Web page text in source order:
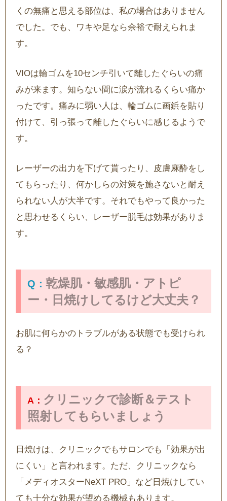
くの無痛と思える部位は、私の場合はありません
でした。でも、ワキや足なら余裕で耐えられま
す。
VIOは輪ゴムを10センチ引いて離したぐらいの痛
みが来ます。知らない間に涙が流れるくらい痛か
ったです。痛みに弱い人は、輪ゴムに画鋲を貼り
付けて、引っ張って離したぐらいに感じるようで
す。
レーザーの出力を下げて貰ったり、皮膚麻酔をし
てもらったり、何かしらの対策を施さないと耐え
られない人が大半です。それでもやって良かった
と思わせるくらい、レーザー脱毛は効果がありま
す。
乾燥肌・敏感肌・アトピ
ー・日焼けしてるけど大丈夫？
お肌に何らかのトラブルがある状態でも受けられ
る？
クリニックで診断＆テスト
照射してもらいましょう
日焼けは、クリニックでもサロンでも「効果が出
にくい」と言われます。ただ、クリニックなら
「メディオスターNeXT PRO」など日焼けしてい
ても十分な効果が望める機械もあります。